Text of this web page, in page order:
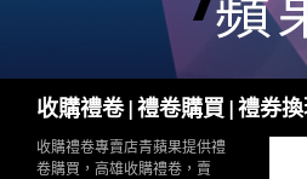
收購禮卷 | 禮卷購買 | 禮券
收購禮卷專賣店青蘋果提供禮
卷購買，高雄收購禮卷，賣